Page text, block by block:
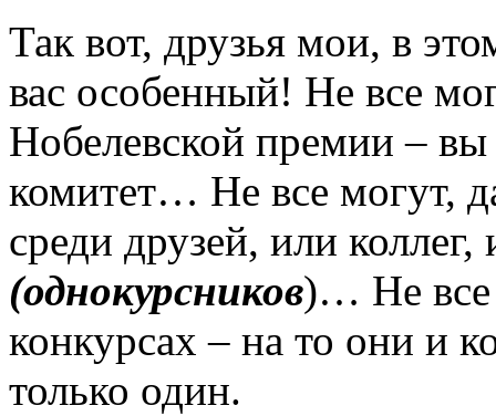
Так вот, друзья мои, в
вас особенный! Не все
Нобелевской премии –
комитет… Не все могут,
среди друзей, или
(однокурсников)… Не все
конкурсах – на то они и
только один.